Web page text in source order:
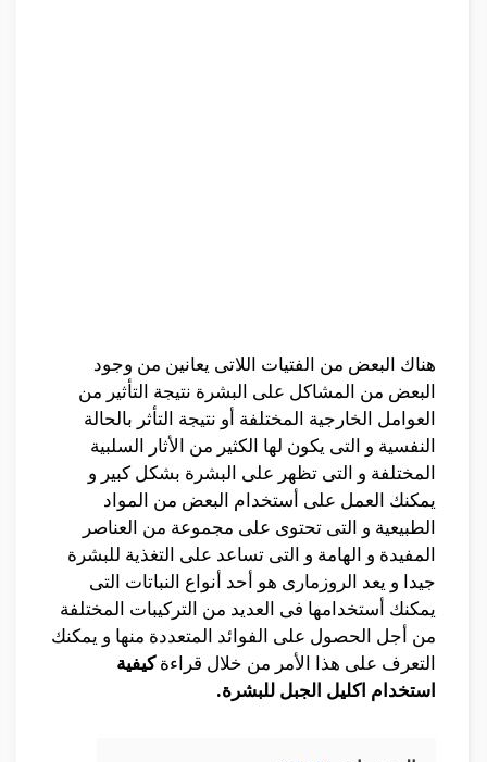
هناك البعض من الفتيات اللاتى يعانين من وجود
البعض من المشاكل على البشرة نتيجة التأثير من
العوامل الخارجية المختلفة أو نتيجة التأثر بالحالة
النفسية و التى يكون لها الكثير من الأثار السلبية
المختلفة و التى تظهر على البشرة بشكل كبير و
يمكنك العمل على أستخدام البعض من المواد
الطبيعية و التى تحتوى على مجموعة من العناصر
المفيدة و الهامة و التى تساعد على التغذية للبشرة
جيدا و يعد الروزمارى هو أحد أنواع النباتات التى
يمكنك أستخدامها فى العديد من التركيبات المختلفة
من أجل الحصول على الفوائد المتعددة منها و يمكنك
التعرف على هذا الأمر من خلال قراءةكيفية
استخدام اكليل الجبل للبشرة.